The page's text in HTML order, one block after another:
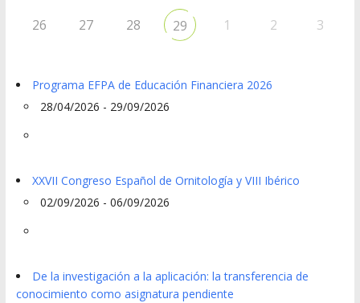
26 27 28 29 1 2 3
Programa EFPA de Educación Financiera 2026
28/04/2026 - 29/09/2026
XXVII Congreso Español de Ornitología y VIII Ibérico
02/09/2026 - 06/09/2026
De la investigación a la aplicación: la transferencia de
conocimiento como asignatura pendiente